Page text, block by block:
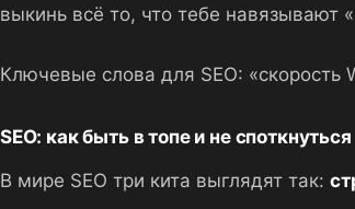
выкинь всё то, что тебе навязывают
Ключевые слова для SEO: «скорость
SEO: как быть в топе и не споткнуться
В мире SEO три кита выглядят так: